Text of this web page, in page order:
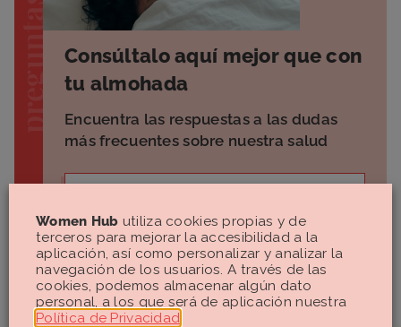
Consúltalo aquí mejor que con
tu almohada
Encuentra las respuestas a las dudas
más frecuentes sobre nuestra salud
Tu Mente
Women Hub utiliza cookies propias y de
terceros para mejorar la accesibilidad a la
aplicación, así como personalizar y analizar la
navegación de los usuarios. A través de las
cookies, podemos almacenar algún dato
personal, a los que será de aplicación nuestra
Política de Privacidad